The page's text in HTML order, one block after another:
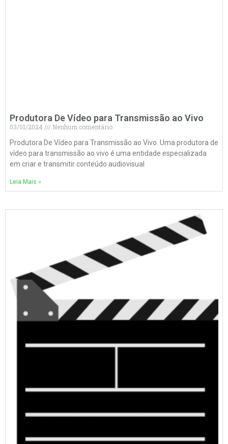
Produtora De Vídeo para Transmissão ao Vivo
03/01/2024
Nenhum comentário
Produtora De Vídeo para Transmissão ao Vivo. Uma produtora de
vídeo para transmissão ao vivo é uma entidade especializada
em criar e transmitir conteúdo audiovisual
Leia Mais »